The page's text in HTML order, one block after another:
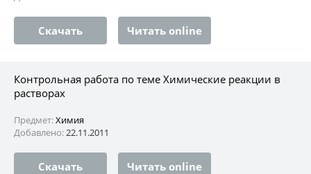
Скачать Читать online
Контрольная работа по теме Химические реакции в
растворах
Предмет:Химия
Добавлено:22.11.2011
Скачать Читать online